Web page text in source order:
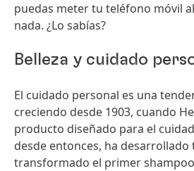
puedas meter tu teléfono móvil
nada. ¿Lo sabías?
Belleza y cuidado
El cuidado personal es una
creciendo desde 1903, cuando
producto diseñado para el
desde entonces, ha desarrollado
transformado el primer